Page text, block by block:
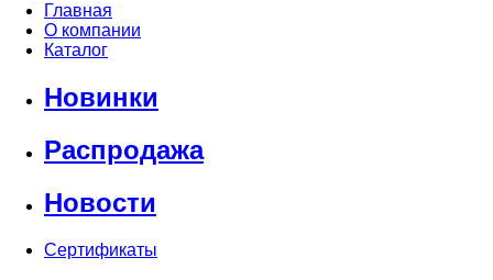
Главная
О компании
Каталог
Новинки
Распродажа
Новости
Сертификаты